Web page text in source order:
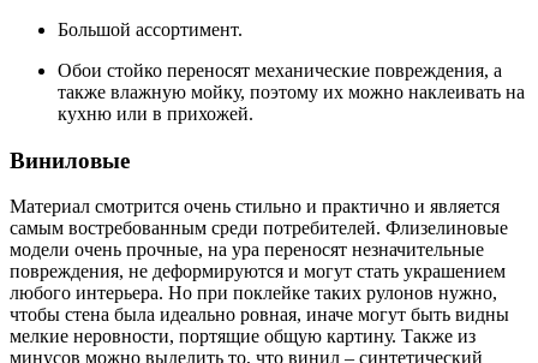
Большой ассортимент.
Обои стойко переносят механические повреждения, а
также влажную мойку, поэтому их можно наклеивать на
кухню или в прихожей.
Виниловые
Материал смотрится очень стильно и практично и является
самым востребованным среди потребителей. Флизелиновые
модели очень прочные, на ура переносят незначительные
повреждения, не деформируются и могут стать украшением
любого интерьера. Но при поклейке таких рулонов нужно,
чтобы стена была идеально ровная, иначе могут быть видны
мелкие неровности, портящие общую картину. Также из
минусов можно выделить то, что винил – синтетический